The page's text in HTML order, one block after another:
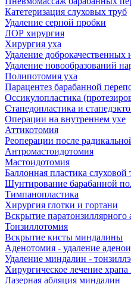
Катетеризация слуховых труб
Удаление серной пробки
ЛОР хирургия
Хирургия уха
Удаление доброкачественных
Удаление новообразований
Полипотомия уха
Парацентез барабанной
Оссикулопластика
Стапедопластика и
Операции на внутреннем ухе
Аттикотомия
Реоперации после
Антромастоидотомия
Мастоидотомия
Баллонная пластика слуховой
Шунтирование барабанной
Тимпанопластика
Хирургия глотки и гортани
Вскрытие паратонзиллярного
Тонзиллотомия
Вскрытие кисты миндалины
Аденотомия - удаление
Удаление миндалин -
Хирургическое лечение
Лазерная абляция миндалин